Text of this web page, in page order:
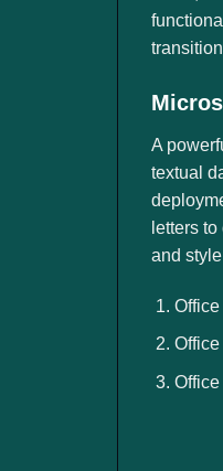
A
textual
letters
and